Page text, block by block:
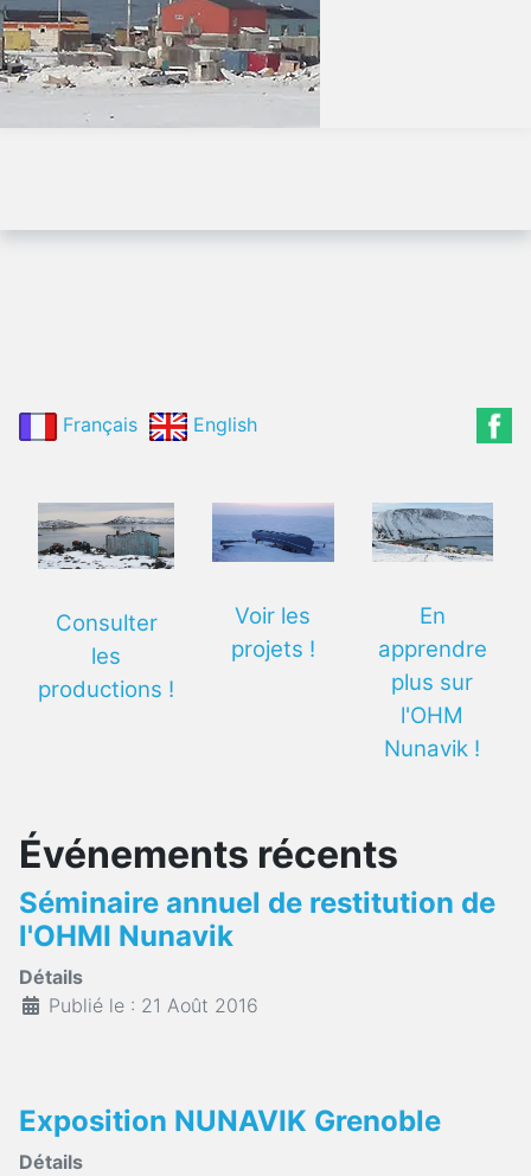
Français English
Consulter
les
productions !
Voir les
projets !
En
apprendre
plus sur
l'OHM
Nunavik !
Événements récents
Séminaire annuel de restitution de
l'OHMI Nunavik
Détails
Publié le : 21 Août 2016
Exposition NUNAVIK Grenoble
Détails